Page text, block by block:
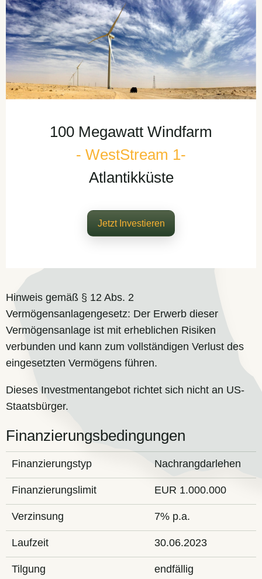
100 Megawatt Windfarm
- WestStream 1-
Atlantikküste
Jetzt Investieren
Hinweis gemäß § 12 Abs. 2
Vermögensanlagengesetz: Der Erwerb dieser
Vermögensanlage ist mit erheblichen Risiken
verbunden und kann zum vollständigen Verlust des
eingesetzten Vermögens führen.
Dieses Investmentangebot richtet sich nicht an US-
Staatsbürger.
Finanzierungsbedingungen
Finanzierungstyp Nachrangdarlehen
Finanzierungslimit EUR 1.000.000
Verzinsung 7% p.a.
Laufzeit 30.06.2023
Tilgung endfällig